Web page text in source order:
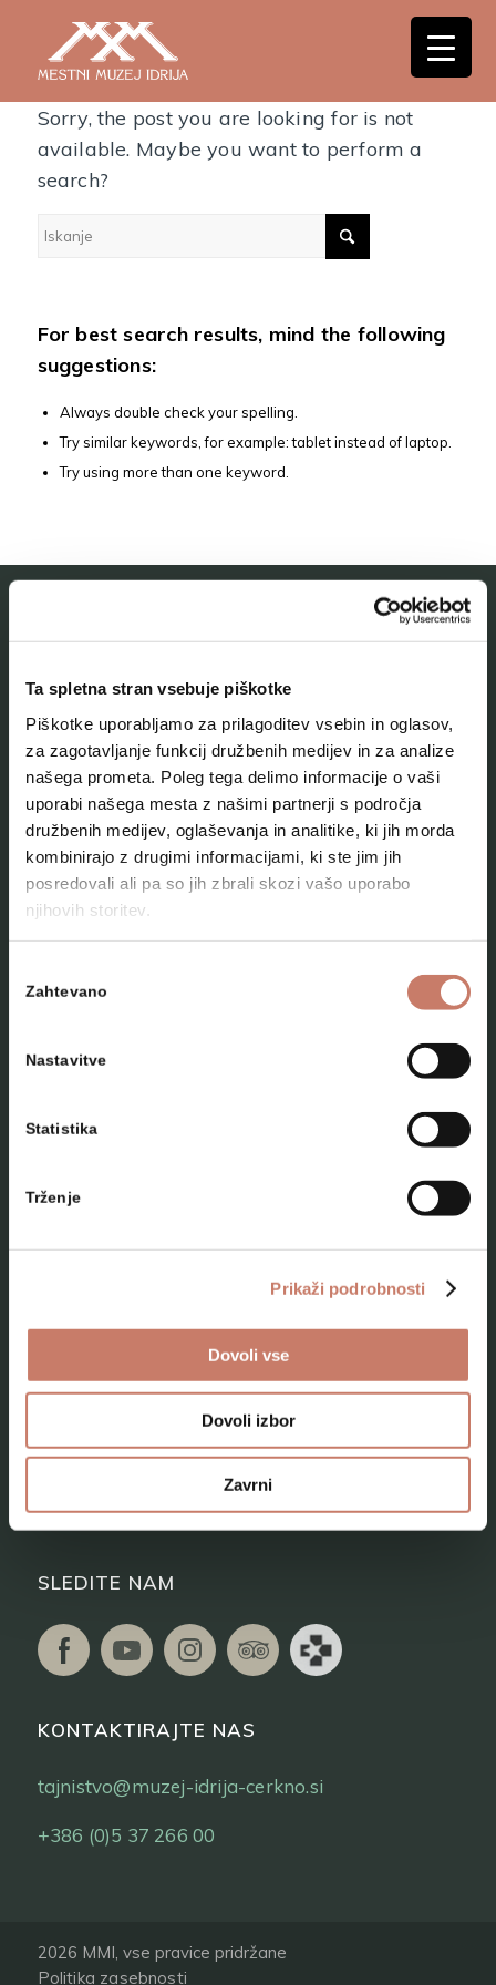
Ta spletna stran vsebuje piškotke
Piškotke uporabljamo za prilagoditev vsebin in oglasov,
za zagotavljanje funkcij družbenih medijev in za analize
našega prometa. Poleg tega delimo informacije o vaši
uporabi našega mesta z našimi partnerji s področja
družbenih medijev, oglaševanja in analitike, ki jih morda
kombinirajo z drugimi informacijami, ki ste jim jih
posredovali ali pa so jih zbrali skozi vašo uporabo
njihovih storitev.
soglasja
Zahtevano
Nastavitve
Statistika
Trženje
Prikaži podrobnosti
Dovoli vse
Dovoli izbor
Zavrni
Nothing Found
Sorry, the post you are looking for is not
available. Maybe you want to perform a
search?
For best search results, mind the following
suggestions:
Always double check your spelling.
Try similar keywords, for example: tablet instead of laptop.
Try using more than one keyword.
O muzeju
Naše zbirke
Aktualno
Kontakt
Kam na izlet
Programi za skupine odraslih
Kje smo
SLEDITE NAM
KONTAKTIRAJTE NAS
tajnistvo@muzej-idrija-cerkno.si
+386 (0)5 37 266 00
2026 MMI, vse pravice pridržane
Politika zasebnosti